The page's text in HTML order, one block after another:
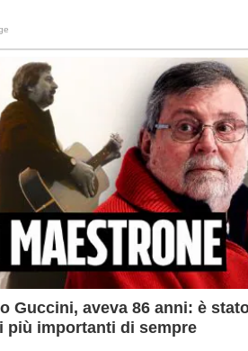
Guccini, aveva 86 anni: è
più importanti di sempre